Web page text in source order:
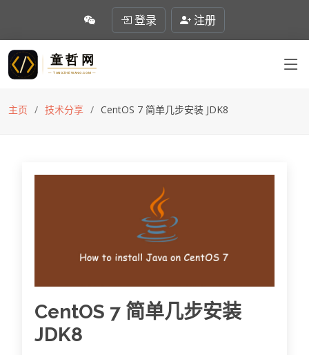
登录 注册
主页 技术分享 CentOS 7 简单几步安装 JDK8
CentOS 7 简单几步安装
JDK8